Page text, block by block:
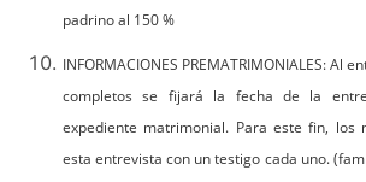
padrino al 150 %
INFORMACIONES PREMATRIMONIALES: Al
completos se fijará la fecha de la
expediente matrimonial. Para este fin, los
esta entrevista con un testigo cada uno.